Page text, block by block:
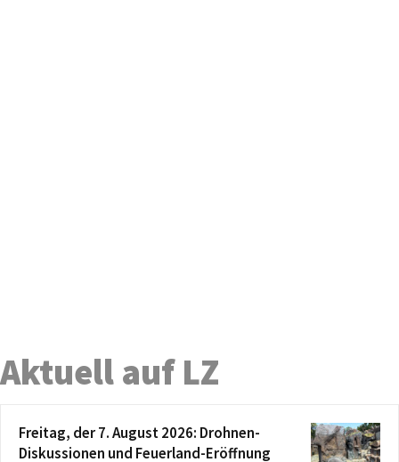
Aktuell auf LZ
Freitag, der 7. August 2026: Drohnen-
Diskussionen und Feuerland-Eröffnung